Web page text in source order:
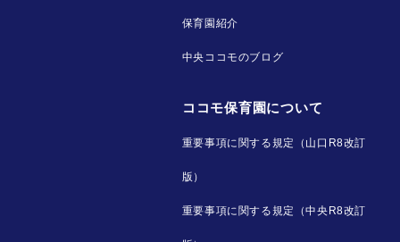
保育園紹介
中央ココモのブログ
ココモ保育園について
重要事項に関する規定（山口R8改訂
版）
重要事項に関する規定（中央R8改訂